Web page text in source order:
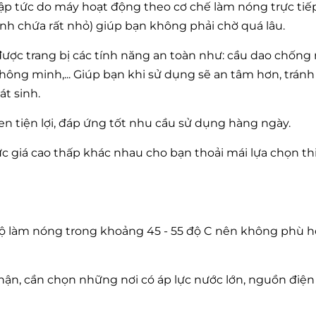
tức do máy hoạt động theo cơ chế làm nóng trực
chứa rất nhỏ) giúp bạn không phải chờ quá lâu.
trang bị các tính năng an toàn như: cầu dao chống
minh,... Giúp bạn khi sử dụng sẽ an tâm hơn,
sinh.
tiện lợi, đáp ứng tốt nhu cầu sử dụng hàng ngày.
giá cao thấp khác nhau cho bạn thoải mái lựa chọn
nóng trong khoảng 45 - 55 độ C nên không phù
cần chọn những nơi có áp lực nước lớn, nguồn